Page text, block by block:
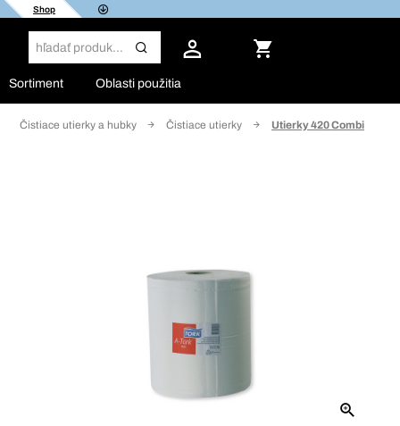
Shop
Sortiment Oblasti použitia
Čistiace utierky a hubky Čistiace utierky Utierky 420 Combi